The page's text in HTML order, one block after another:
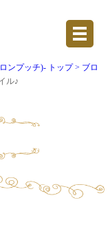
ンプッチ)- トップ > ブロ
ル♪